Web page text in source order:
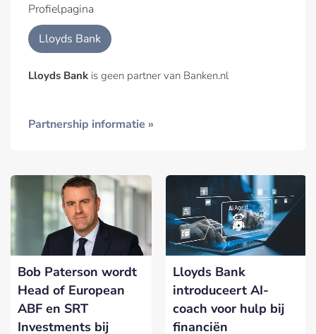
Profielpagina
Lloyds Bank
Lloyds Bank is geen partner van Banken.nl
Partnership informatie »
Bob Paterson wordt
Head of European
ABF en SRT
Investments bij
Lloyds Bank
introduceert AI-
coach voor hulp bij
financiën